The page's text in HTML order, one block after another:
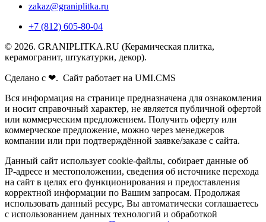
zakaz@graniplitka.ru
+7 (812) 605-80-04
© 2026. GRANIPLITKA.RU (Керамическая плитка,
керамогранит, штукатурки, декор).
Сделано с ❤. Сайт работает на UMI.CMS
Вся информация на странице предназначена для ознакомления
и носит справочный характер, не является публичной офертой
или коммерческим предложением. Получить оферту или
коммерческое предложение, можно через менеджеров
компании или при подтверждённой заявке/заказе с сайта.
Данный сайт использует cookie-файлы, собирает данные об
IP-адресе и местоположении, сведения об источнике перехода
на сайт в целях его функционирования и предоставления
корректной информации по Вашим запросам. Продолжая
использовать данный ресурс, Вы автоматически соглашаетесь
с использованием данных технологий и обработкой